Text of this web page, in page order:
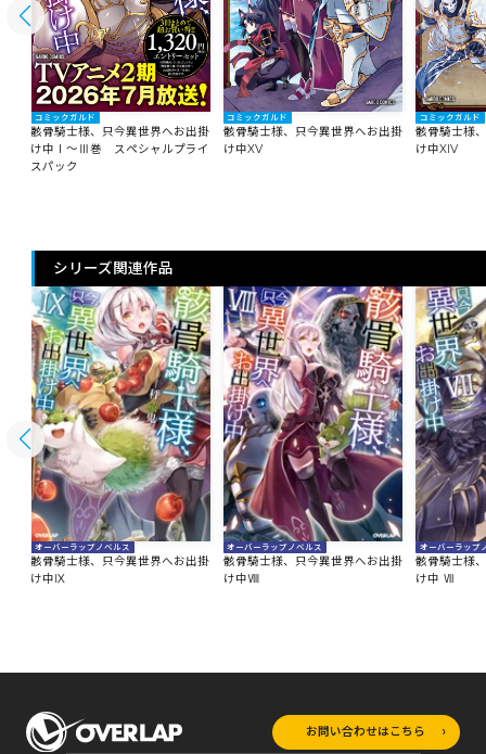
コミックガルド
骸骨騎士様、只今異世界へお出掛
け中Ⅰ～Ⅲ巻 スペシャルプライ
スパック
コミックガルド
骸骨騎士様、只今異世界へお出掛
け中XV
コミックガルド
骸骨騎士様
け中XIV
シリーズ関連作品
オーバーラップノベルス
骸骨騎士様、只今異世界へお出掛
け中Ⅸ
オーバーラップノベルス
骸骨騎士様、只今異世界へお出掛
け中Ⅷ
オーバーラップ
骸骨騎士様
け中 Ⅶ
お問い合わせはこちら